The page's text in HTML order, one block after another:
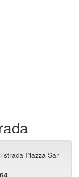
strada Piazza San